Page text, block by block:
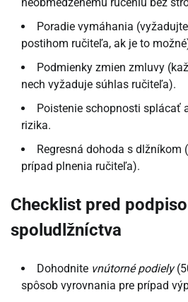
Poradie vymáhania
postihom ručiteľa, ak je to
Podmienky zmien zmluvy
nech vyžaduje súhlas ručiteľa).
Poistenie schopnosti splácať
rizika.
Regresná dohoda s dlžníkom
prípad plnenia ručiteľa).
Checklist pred
spoludlžníctva
Dohodnite vnútorné podiely
spôsob vyrovnania pre prípad